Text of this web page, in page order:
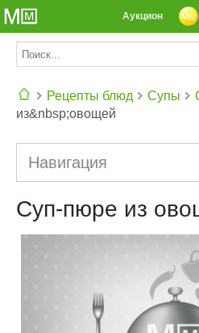
Аукцион
Рецепты блюд Супы
из&nbsp;овощей
Навигация
Суп-пюре из